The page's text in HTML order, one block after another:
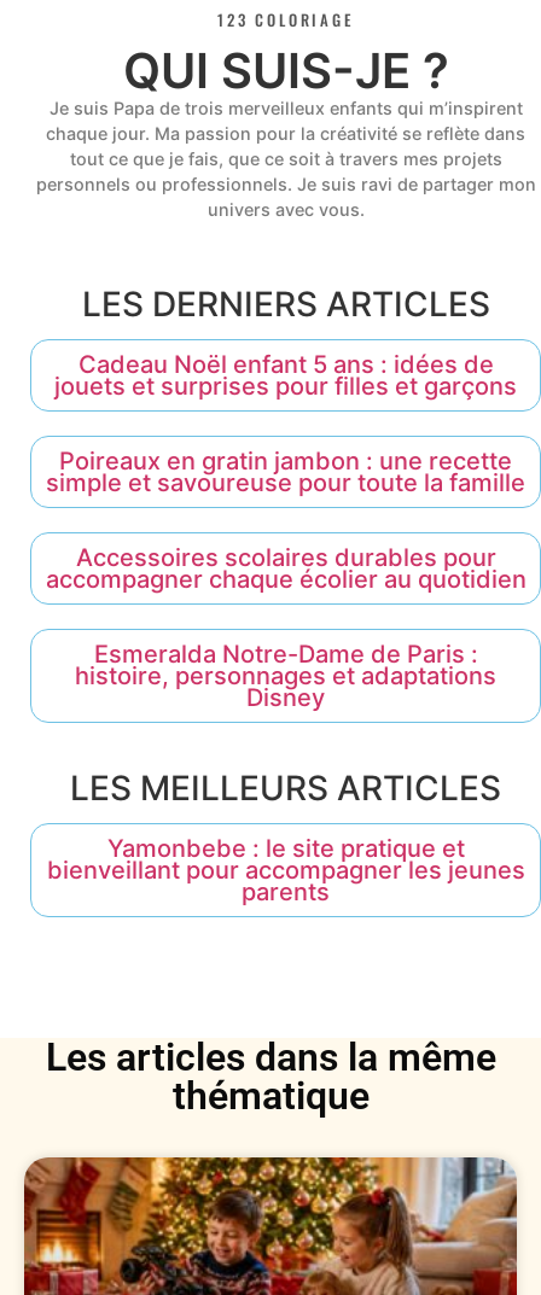
123 COLORIAGE
QUI SUIS-JE ?
Je suis Papa de trois merveilleux enfants qui m’inspirent
chaque jour. Ma passion pour la créativité se reflète dans
tout ce que je fais, que ce soit à travers mes projets
personnels ou professionnels. Je suis ravi de partager mon
univers avec vous.
LES DERNIERS ARTICLES
Cadeau Noël enfant 5 ans : idées de
jouets et surprises pour filles et garçons
Poireaux en gratin jambon : une recette
simple et savoureuse pour toute la famille
Accessoires scolaires durables pour
accompagner chaque écolier au quotidien
Esmeralda Notre-Dame de Paris :
histoire, personnages et adaptations
Disney
LES MEILLEURS ARTICLES
Yamonbebe : le site pratique et
bienveillant pour accompagner les jeunes
parents
Les articles dans la même
thématique